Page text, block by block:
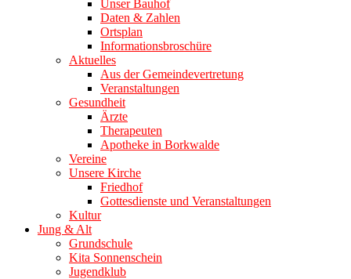
Unser Bauhof
Daten & Zahlen
Ortsplan
Informationsbroschüre
Aktuelles
Aus der Gemeindevertretung
Veranstaltungen
Gesundheit
Ärzte
Therapeuten
Apotheke in Borkwalde
Vereine
Unsere Kirche
Friedhof
Gottesdienste und Veranstaltungen
Kultur
Jung & Alt
Grundschule
Kita Sonnenschein
Jugendklub